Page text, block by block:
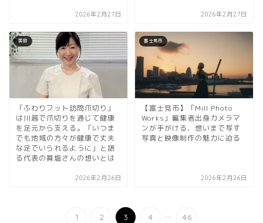
2026年2月27日 2026年2月27日
美容
「ふわりフット訪問爪切り」
は川越で爪切りを通じて健康
を足元から支える。「いつま
でも地域の方々が健康で丈夫
な足でいられるように」と語
る代表の眞塩さんの想いとは
2026年2月26日
富士見市
【富士見市】「Mill Photo
Works」編集者出身カメラマ
ンが手がける、想いまで写す
写真と映像制作の魅力に迫る
2026年2月26日
1 2 3 4 ... 46